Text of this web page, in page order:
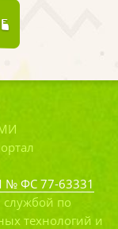
№ ФС 77-63331
по
технологий и